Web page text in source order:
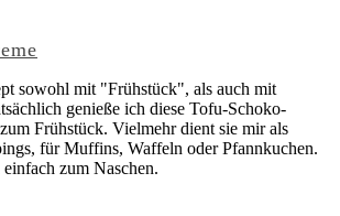
sowohl mit "Frühstück", als auch mit
genieße ich diese Tofu-Schoko-
Frühstück. Vielmehr dient sie mir als
für Muffins, Waffeln oder Pfannkuchen.
zum Naschen.